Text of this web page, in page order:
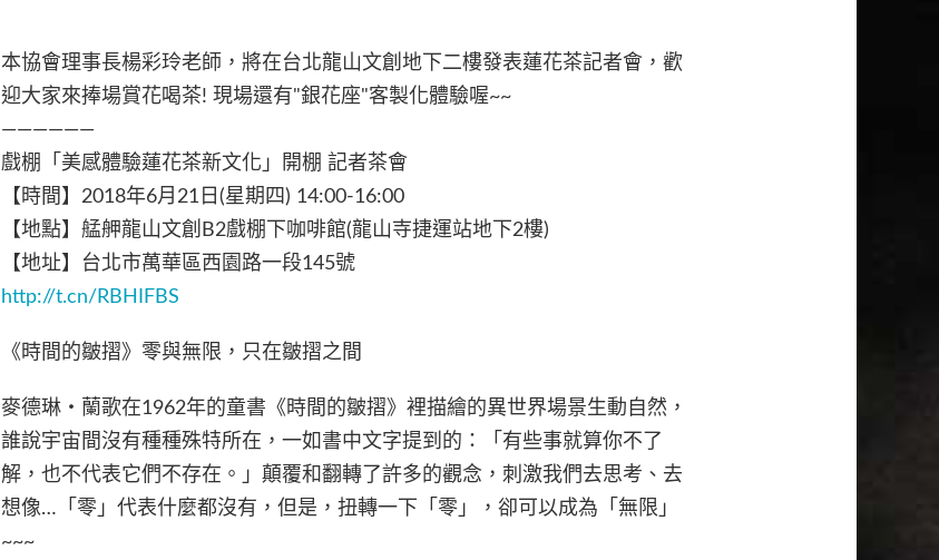
本協會理事長楊彩玲老師，將在台北龍山文創地下二樓發表蓮花茶記者會，歡
迎大家來捧場賞花喝茶! 現場還有"銀花座"客製化體驗喔~~
——————
戲棚「美感體驗蓮花茶新文化」開棚 記者茶會
【時間】2018年6月21日(星期四) 14:00-16:00
【地點】艋舺龍山文創B2戲棚下咖啡館(龍山寺捷運站地下2樓)
【地址】台北市萬華區西園路一段145號
http://t.cn/RBHIFBS
《時間的皺摺》零與無限，只在皺摺之間
麥德琳・蘭歌在1962年的童書《時間的皺摺》裡描繪的異世界場景生動自然，
誰說宇宙間沒有種種殊特所在，一如書中文字提到的：「有些事就算你不了
解，也不代表它們不存在。」顛覆和翻轉了許多的觀念，刺激我們去思考、去
想像…「零」代表什麼都沒有，但是，扭轉一下「零」，卻可以成為「無限」
~~~